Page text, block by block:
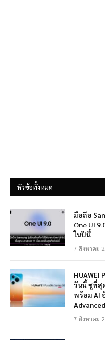
หัวข้อทั้งหมด
มือถือ
One UI
ในปีนี้
7 สิงหาคม
HUAWEI
วันนี้ ชูที่สุ
พร้อม AI
Advanced
7 สิงหาคม